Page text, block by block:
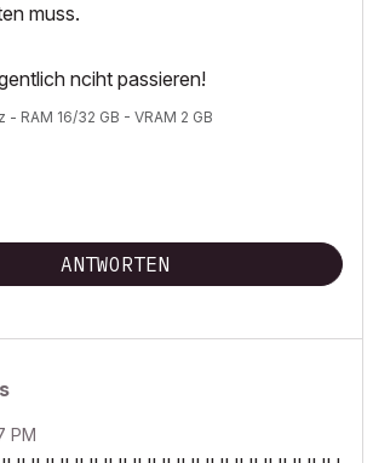
muss.
nciht passieren!
RAM 16/32 GB - VRAM 2 GB
ANTWORTEN
PM